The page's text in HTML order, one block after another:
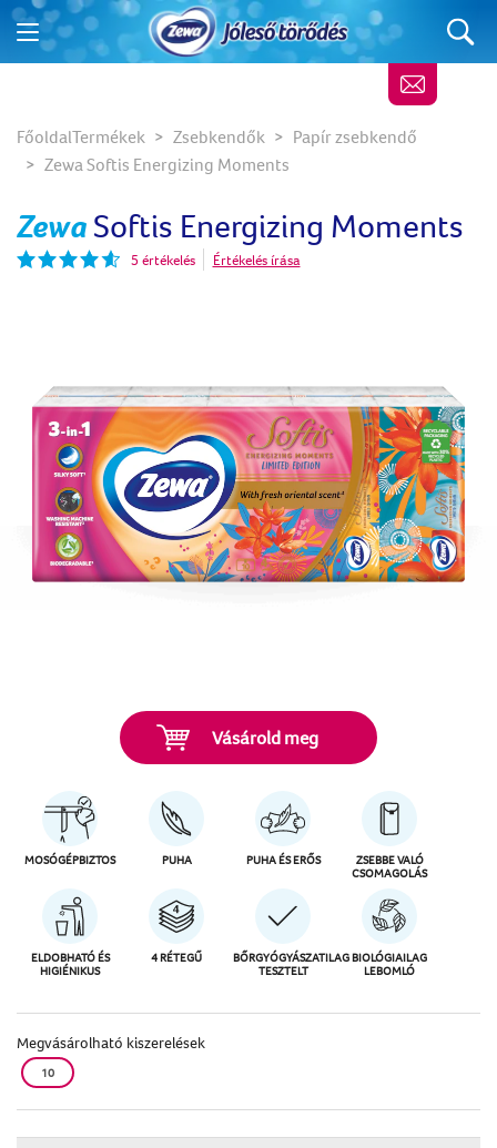
FőoldalTermékek Zsebkendők
Papír zsebkendő
Zewa Softis Energizing Moments
ZewaSoftis Energizing Moments
5 értékelés Értékelés írása
Vásárold meg
MOSÓGÉPBIZTOS PUHA PUHA ÉS ERŐS
ZSEBBE VALÓ
CSOMAGOLÁS
ELDOBHATÓ ÉS
HIGIÉNIKUS
4 RÉTEGŰ
BŐRGYÓGYÁSZATILAG
TESZTELT
BIOLÓGIAILAG
LEBOMLÓ
Megvásárolható kiszerelések
10